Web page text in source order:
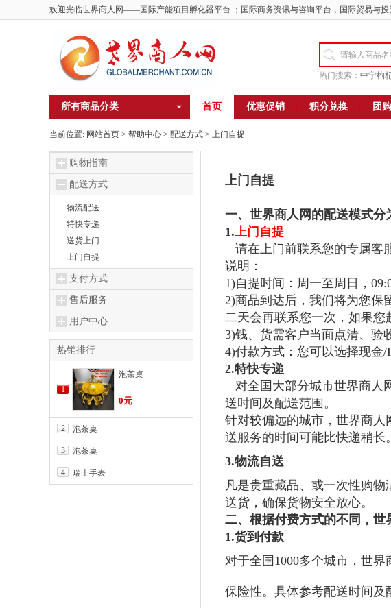
欢迎光临世界商人网——国际产能项目孵化器平台 ；国际商务资讯与咨询平台，国际贸易与投
热门搜索： 中宁枸
所有商品分类 首页 优惠促销 积分兑换 团购
当前位置: 网站首页 > 帮助中心 > 配送方式 > 上门自提
购物指南
配送方式
物流配送
特快专递
送货上门
上门自提
支付方式
售后服务
用户中心
热销排行
1
泡茶桌
0元
2 泡茶桌
3 泡茶桌
4 瑞士手表
上门自提
一、 世界商人网的配送模式分
1.上门自提
请在上门前联系您的专属客
说明：
1)自提时间：周一至周日，
2)商品到达后，我们将为您保
二天会再联系您一次，如果您
3)钱、货需客户当面点清、验
4)付款方式：您可以选择现金/
2.特快专递
对全国大部分城市世界商人
送时间及配送范围。
针对较偏远的城市， 世界商人
送服务的时间可能比快递稍长。
3.物流自送
凡是贵重藏品、或一次性购物
送货，确保货物安全放心。
二、根据付费方式的不同， 世
1.货到付款
对于全国 1000多个城市， 世界
保险性。具体参考配送时间及